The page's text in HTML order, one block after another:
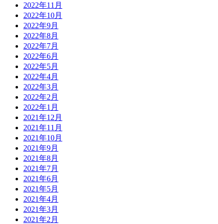
2022年11月
2022年10月
2022年9月
2022年8月
2022年7月
2022年6月
2022年5月
2022年4月
2022年3月
2022年2月
2022年1月
2021年12月
2021年11月
2021年10月
2021年9月
2021年8月
2021年7月
2021年6月
2021年5月
2021年4月
2021年3月
2021年2月